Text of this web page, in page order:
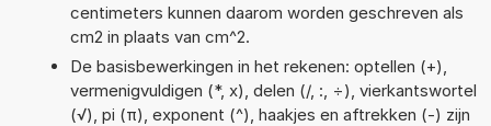
centimeters kunnen daarom worden geschreven als
cm2 in plaats van cm^2.
De basisbewerkingen in het rekenen: optellen (+),
vermenigvuldigen (*, x), delen (/, :, ÷), vierkantswortel
(√), pi (π), exponent (^), haakjes en aftrekken (-) zijn